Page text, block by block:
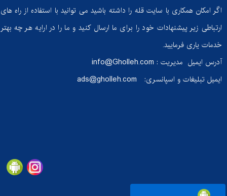
اگر امکان همکاری با سایت قله را داشته باشید می توانید با استفاده از راه های
ارتباطی زیر پیشنهادات خود را برای ما ارسال کنید و ما را در ارایه هر چه بهتر
خدمات یاری فرمایید.
آدرس ایمیل مدیریت : info@Gholleh.com
ایمیل تبلیغات و اسپانسری: ads@gholleh.com